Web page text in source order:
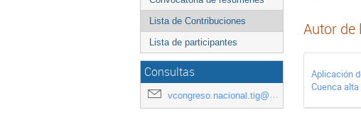
Lista de Contribuciones
Lista de participantes
Consultas
vcongreso.nacional.tig@gmail.com
Autor de
Aplicación
Cuenca